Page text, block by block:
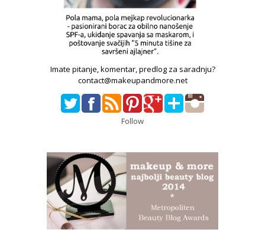
Imate pitanje, komentar, predlog za saradnju?
contact@makeupandmore.net
Follow